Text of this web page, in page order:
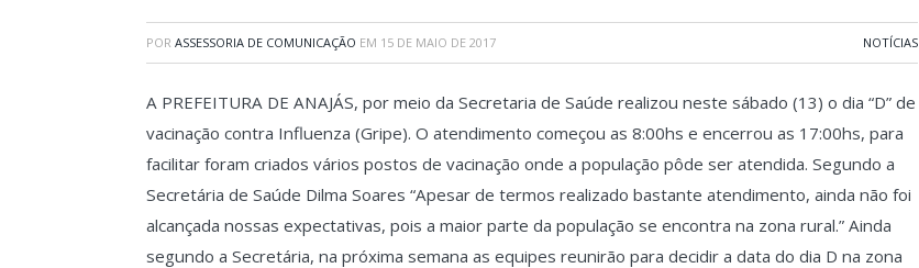
POR ASSESSORIA DE COMUNICAÇÃO EM 15 DE MAIO DE 2017 NOTÍCIAS
A PREFEITURA DE ANAJÁS, por meio da Secretaria de Saúde realizou neste sábado (13) o dia “D” de
vacinação contra Influenza (Gripe). O atendimento começou as 8:00hs e encerrou as 17:00hs, para
facilitar foram criados vários postos de vacinação onde a população pôde ser atendida. Segundo a
Secretária de Saúde Dilma Soares “Apesar de termos realizado bastante atendimento, ainda não foi
alcançada nossas expectativas, pois a maior parte da população se encontra na zona rural.” Ainda
segundo a Secretária, na próxima semana as equipes reunirão para decidir a data do dia D na zona